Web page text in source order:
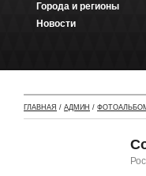
Города и регионы
Новости
ГЛАВНАЯ / АДМИН /